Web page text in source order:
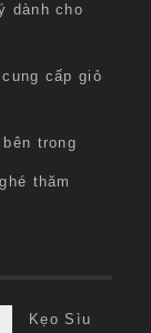
dành cho
cấp giỏ
trong
thăm
Kẹo Sìu